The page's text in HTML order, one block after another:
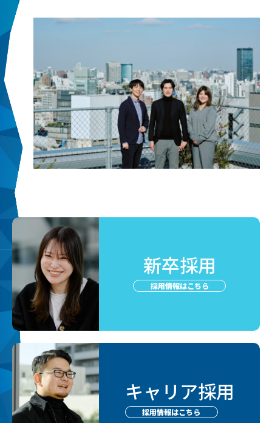
新卒採用
採用情報はこちら
キャリア採用
採用情報はこちら